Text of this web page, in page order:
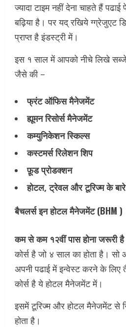
ज्यादा टाइम नहीं देना चाहते हैं
बढ़िया है। पर यद् रखिये ग्ग्रेजुएट
प्राप्त है इंडस्ट्री में।
इस १ साल में आपको नीचे लिखे
जैसे की –
फ्रंट ऑफिस मैनेजमेंट
ह्यूमन रिसोर्स मैनेजमेंट
कम्युनिकेशन स्किल्स
कस्टमर्स रिलेशन शिप
फ़ूड प्रोडक्शन
होटल, ट्रेवल और टूरिज्म के बारे
बैचलर्स इन होटल मैनेजमेंट (BHM )
कम से कम १२वीं पास होना जरूरी
कोर्स है जो ४ साल का होता है।
अपनी पढाई में इन्वेस्ट करने के लिए
कोर्स है ये होटल मैनेजमेंट में।
इसमें टूरिज्म और होटल मैनेजमेंट से
होता है।